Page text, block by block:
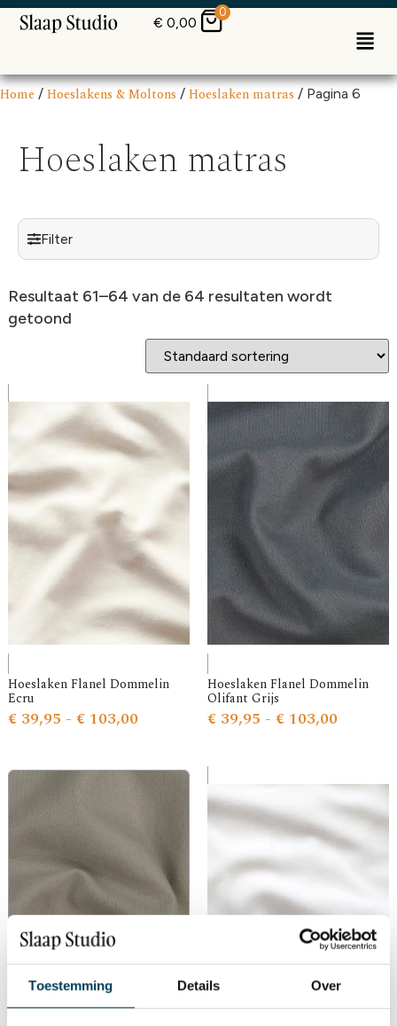
Toestemming Details Over
€ 0,00
0
Home / Hoeslakens & Moltons / Hoeslaken matras / Pagina 6
Hoeslaken matras
Filter
Resultaat 61–64 van de 64 resultaten wordt
getoond
Hoeslaken Flanel Dommelin
Ecru
€39,95 - €103,00
Hoeslaken Flanel Dommelin
Olifant Grijs
€ 39,95 - € 103,00